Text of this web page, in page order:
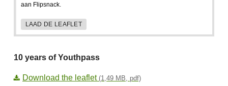
aan Flipsnack.
LAAD DE LEAFLET
10 years of Youthpass
Download the leaflet (1,49 MB, pdf)